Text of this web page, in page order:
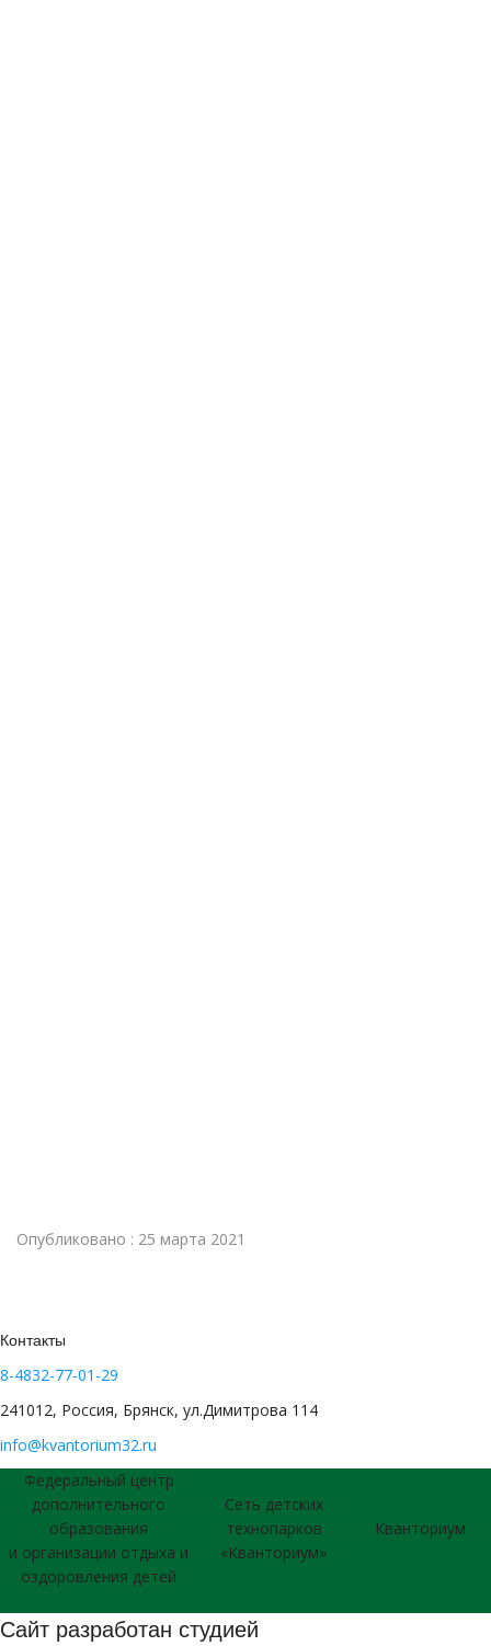
Опубликовано : 25 марта 2021
Контакты
8-4832-77-01-29
241012, Россия, Брянск, ул.Димитрова 114
info@kvantorium32.ru
Федеральный центр
дополнительного
образования
и организации отдыха и
оздоровления детей
Сеть детских
технопарков
«Кванториум»
Кванториум
Сайт разработан студией